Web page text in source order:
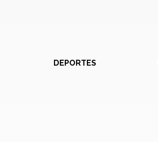
DEPORTES